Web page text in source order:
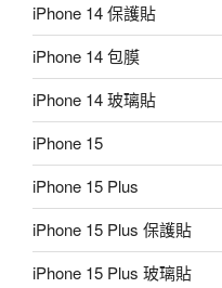
iPhone 14 保護貼
iPhone 14 包膜
iPhone 14 玻璃貼
iPhone 15
iPhone 15 Plus
iPhone 15 Plus 保護貼
iPhone 15 Plus 玻璃貼